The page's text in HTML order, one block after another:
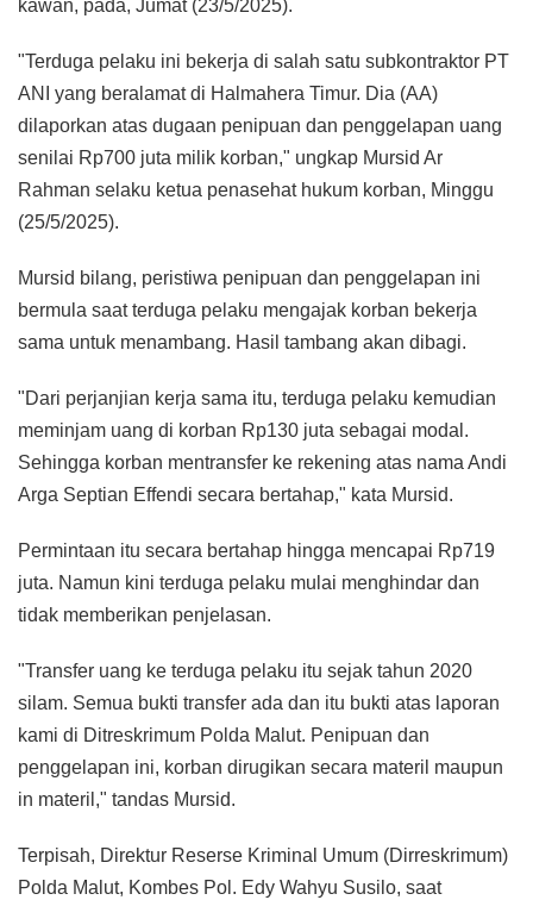
kawan, pada, Jumat (23/5/2025).
"Terduga pelaku ini bekerja di salah satu subkontraktor PT
ANI yang beralamat di Halmahera Timur. Dia (AA)
dilaporkan atas dugaan penipuan dan penggelapan uang
senilai Rp700 juta milik korban," ungkap Mursid Ar
Rahman selaku ketua penasehat hukum korban, Minggu
(25/5/2025).
Mursid bilang, peristiwa penipuan dan penggelapan ini
bermula saat terduga pelaku mengajak korban bekerja
sama untuk menambang. Hasil tambang akan dibagi.
"Dari perjanjian kerja sama itu, terduga pelaku kemudian
meminjam uang di korban Rp130 juta sebagai modal.
Sehingga korban mentransfer ke rekening atas nama Andi
Arga Septian Effendi secara bertahap," kata Mursid.
Permintaan itu secara bertahap hingga mencapai Rp719
juta. Namun kini terduga pelaku mulai menghindar dan
tidak memberikan penjelasan.
"Transfer uang ke terduga pelaku itu sejak tahun 2020
silam. Semua bukti transfer ada dan itu bukti atas laporan
kami di Ditreskrimum Polda Malut. Penipuan dan
penggelapan ini, korban dirugikan secara materil maupun
in materil," tandas Mursid.
Terpisah, Direktur Reserse Kriminal Umum (Dirreskrimum)
Polda Malut, Kombes Pol. Edy Wahyu Susilo, saat